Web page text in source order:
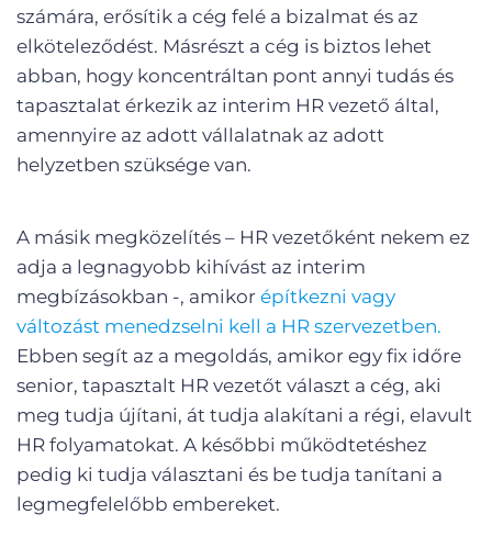
számára, erősítik a cég felé a bizalmat és az
elköteleződést. Másrészt a cég is biztos lehet
abban, hogy koncentráltan pont annyi tudás és
tapasztalat érkezik az interim HR vezető által,
amennyire az adott vállalatnak az adott
helyzetben szüksége van.
A másik megközelítés – HR vezetőként nekem ez
adja a legnagyobb kihívást az interim
megbízásokban -, amikor építkezni vagy
változást menedzselni kell a HR szervezetben.
Ebben segít az a megoldás, amikor egy fix időre
senior, tapasztalt HR vezetőt választ a cég, aki
meg tudja újítani, át tudja alakítani a régi, elavult
HR folyamatokat. A későbbi működtetéshez
pedig ki tudja választani és be tudja tanítani a
legmegfelelőbb embereket.